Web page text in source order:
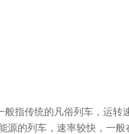
指传统的凡俗列车，运转
源的列车，速率较快，一